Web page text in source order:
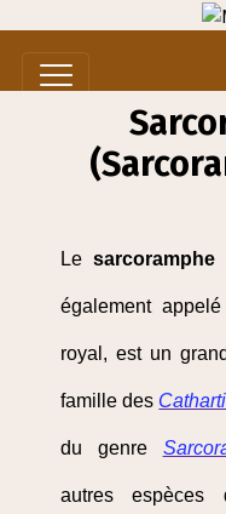
Le sarcoramphe
également
royal, est un
famille des
du genre
autres